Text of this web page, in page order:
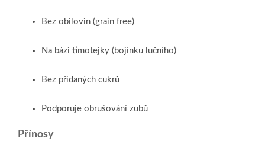
Bez obilovin (grain free)
Na bázi timotejky (bojínku lučního)
Bez přidaných cukrů
Podporuje obrušování zubů
Přínosy